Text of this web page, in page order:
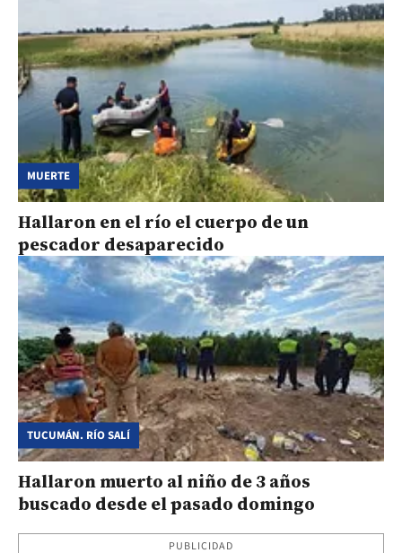
MUERTE
Hallaron en el río el cuerpo de un
pescador desaparecido
TUCUMÁN. RÍO SALÍ
Hallaron muerto al niño de 3 años
buscado desde el pasado domingo
PUBLICIDAD